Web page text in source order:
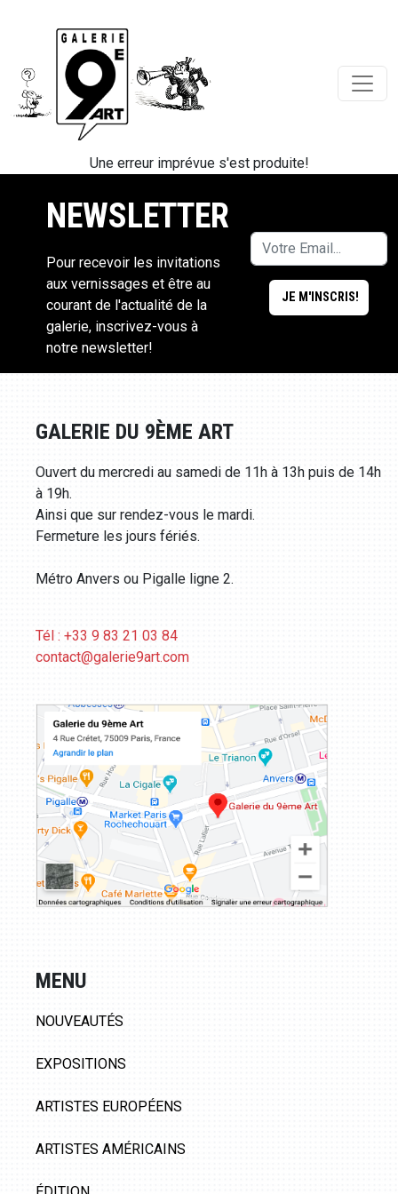
Une erreur imprévue s'est produite!
NEWSLETTER
Pour recevoir les invitations
aux vernissages et être au
courant de l'actualité de la
galerie, inscrivez-vous à
notre newsletter!
GALERIE DU 9ÈME ART
Ouvert du mercredi au samedi de 11h à 13h puis de 14h
à 19h.
Ainsi que sur rendez-vous le mardi.
Fermeture les jours fériés.
Métro Anvers ou Pigalle ligne 2.
Tél : +33 9 83 21 03 84
contact@galerie9art.com
MENU
NOUVEAUTÉS
EXPOSITIONS
ARTISTES EUROPÉENS
ARTISTES AMÉRICAINS